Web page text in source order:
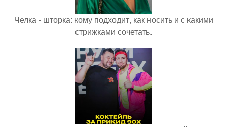
Челка - шторка: кому подходит, как носить и с какими
стрижками сочетать.